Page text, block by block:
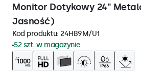
Monitor Dotykowy 24"
Jasność)
Kod produktu: 24HB9M/U1
52 szt. w magazynie